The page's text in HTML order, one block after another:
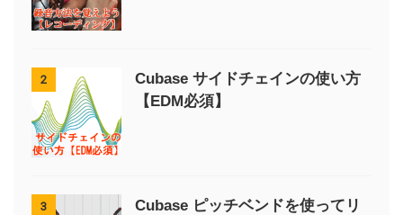
2
Cubase サイドチェインの使い方
【EDM必須】
3
Cubase ピッチベンドを使ってリ